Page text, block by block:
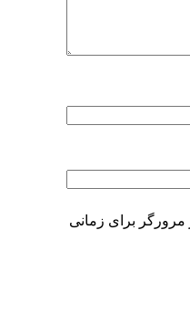
مرورگر برای زمانی